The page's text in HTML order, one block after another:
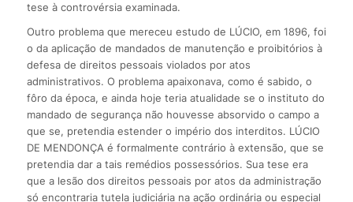
tese à controvérsia examinada.
Outro problema que mereceu estudo de LÚCIO, em 1896, foi
o da aplicação de mandados de manutenção e proibitórios à
defesa de direitos pessoais violados por atos
administrativos. O problema apaixonava, como é sabido, o
fôro da época, e ainda hoje teria atualidade se o instituto do
mandado de segurança não houvesse absorvido o campo a
que se, pretendia estender o império dos interditos. LÚCIO
DE MENDONÇA é formalmente contrário à extensão, que se
pretendia dar a tais remédios possessórios. Sua tese era
que a lesão dos direitos pessoais por atos da administração
só encontraria tutela judiciária na ação ordinária ou especial